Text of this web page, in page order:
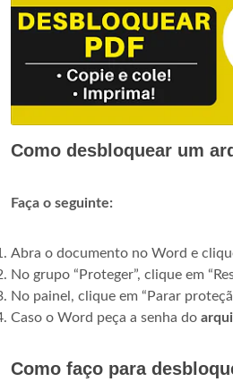
Como desbloquear um
Faça o seguinte:
Abra o documento no Word e
No grupo “Proteger”, clique em
No painel, clique em “Parar
Caso o Word peça a senha do
Como faço para